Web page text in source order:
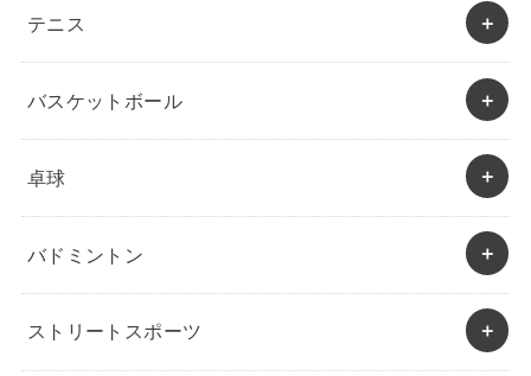
テニス
バスケットボール
卓球
バドミントン
ストリートスポーツ